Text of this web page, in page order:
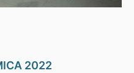
2022